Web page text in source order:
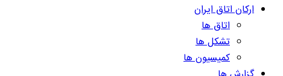
ارکان اتاق ایران
اتاق ها
تشکل ها
کمیسیون ها